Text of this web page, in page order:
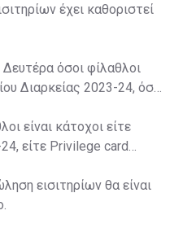
έχει καθοριστεί
όσοι φίλαθλοι
Διαρκείας 2023-24, όσο
είναι κάτοχοι είτε
είτε Privilege card
εισιτηρίων θα είναι